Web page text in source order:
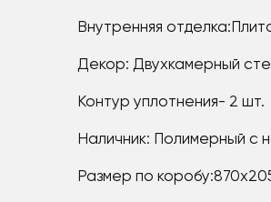
Внутренняя
Декор: Двухкамерный
Контур уплотнения- 2 шт.
Наличник: Полимерный с
Размер по